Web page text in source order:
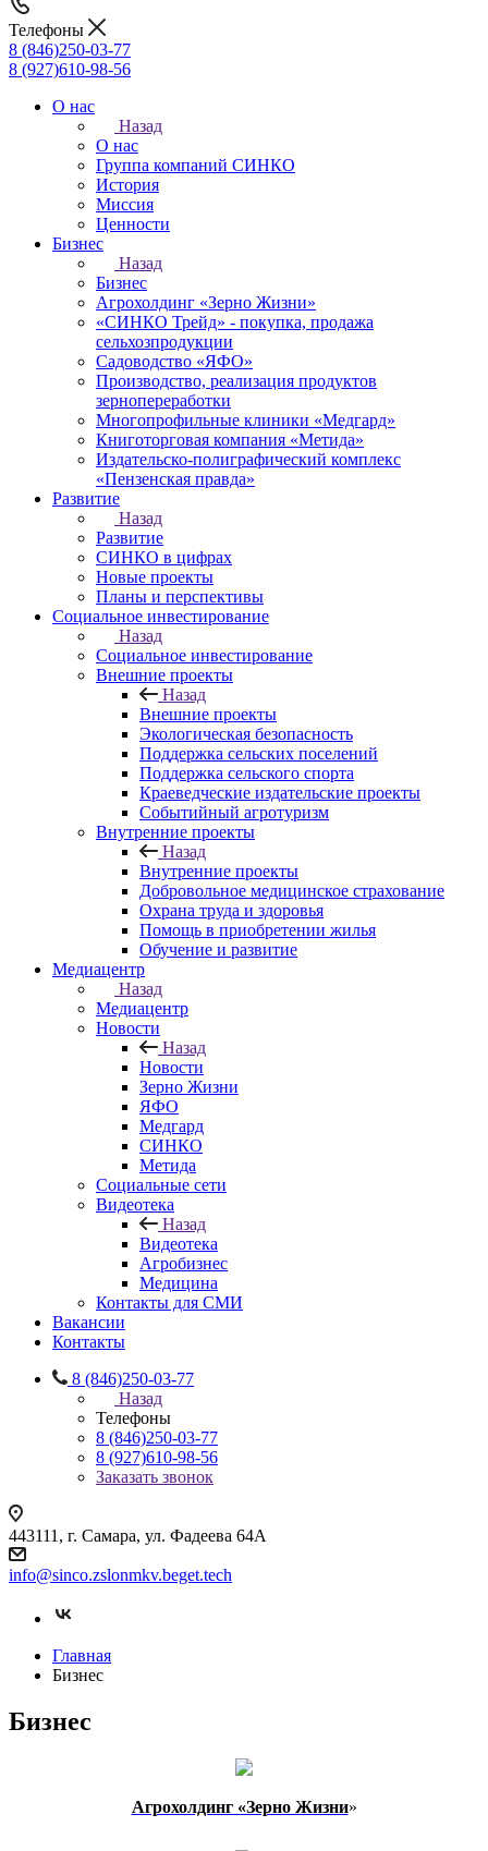
Телефоны
8 (846)250-03-77
8 (927)610-98-56
О нас
Назад
О нас
Группа компаний СИНКО
История
Миссия
Ценности
Бизнес
Назад
Бизнес
Агрохолдинг «Зерно Жизни»
«СИНКО Трейд» - покупка, продажа
сельхозпродукции
Садоводство «ЯФО»
Производство, реализация продуктов
зернопереработки
Многопрофильные клиники «Медгард»
Книготорговая компания «Метида»
Издательско-полиграфический комплекс
«Пензенская правда»
Развитие
Назад
Развитие
СИНКО в цифрах
Новые проекты
Планы и перспективы
Социальное инвестирование
Назад
Социальное инвестирование
Внешние проекты
Назад
Внешние проекты
Экологическая безопасность
Поддержка сельских поселений
Поддержка сельского спорта
Краеведческие издательские проекты
Событийный агротуризм
Внутренние проекты
Назад
Внутренние проекты
Добровольное медицинское страхование
Охрана труда и здоровья
Помощь в приобретении жилья
Обучение и развитие
Медиацентр
Назад
Медиацентр
Новости
Назад
Новости
Зерно Жизни
ЯФО
Медгард
СИНКО
Метида
Социальные сети
Видеотека
Назад
Видеотека
Агробизнес
Медицина
Контакты для СМИ
Вакансии
Контакты
8 (846)250-03-77
Назад
Телефоны
8 (846)250-03-77
8 (927)610-98-56
Заказать звонок
443111, г. Самара, ул. Фадеева 64А
info@sinco.zslonmkv.beget.tech
Главная
Бизнес
Бизнес
Агрохолдинг «Зерно Жизни»